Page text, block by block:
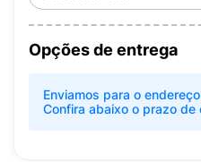
Opções de entrega
Enviamos para o
Confira abaixo o prazo